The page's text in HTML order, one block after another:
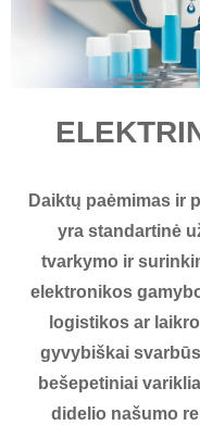
Daiktų paėmimas ir
yra standartinė
tvarkymo ir
elektronikos
logistikos ar
gyvybiškai
bešepetiniai
didelio našumo